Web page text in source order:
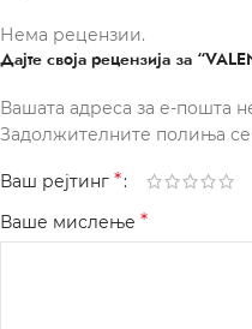
Нема рецензии.
Дајте своја рецензија за
Вашата адреса за е-пошта
Задолжителните полиња се
Ваш рејтинг *
Ваше мислење *